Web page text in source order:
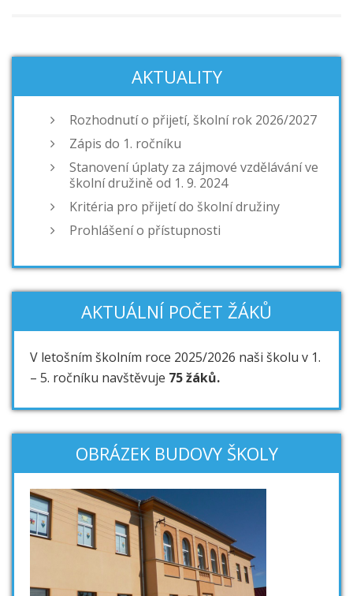
AKTUALITY
Rozhodnutí o přijetí, školní rok 2026/2027
Zápis do 1. ročníku
Stanovení úplaty za zájmové vzdělávání ve
školní družině od 1. 9. 2024
Kritéria pro přijetí do školní družiny
Prohlášení o přístupnosti
AKTUÁLNÍ POČET ŽÁKŮ
V letošním školním roce 2025/2026 naši školu v 1.
– 5. ročníku navštěvuje 75 žáků.
OBRÁZEK BUDOVY ŠKOLY